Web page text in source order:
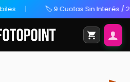
🏷️ 9 Cuotas Sin Interés / 20%